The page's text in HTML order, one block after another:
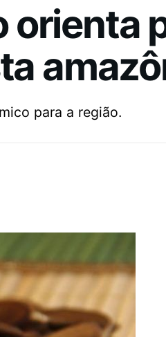
orienta
para a região.